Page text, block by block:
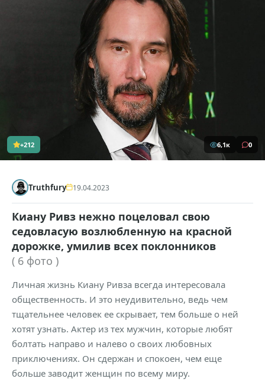
+212 6,1к 0
Truthfury 19.04.2023
Киану Ривз нежно поцеловал свою
седовласую возлюбленную на красной
дорожке, умилив всех поклонников
( 6 фото )
Личная жизнь Киану Ривза всегда интересовала
общественность. И это неудивительно, ведь чем
тщательнее человек ее скрывает, тем больше о ней
хотят узнать. Актер из тех мужчин, которые любят
болтать направо и налево о своих любовных
приключениях. Он сдержан и спокоен, чем еще
больше заводит женщин по всему миру.